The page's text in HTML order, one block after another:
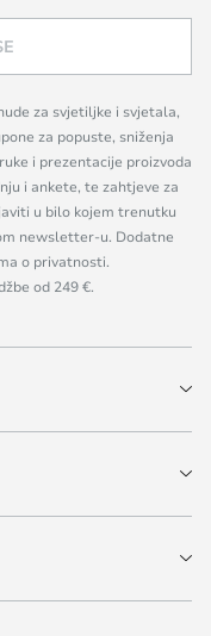
za svjetiljke i svjetala,
za popuste, sniženja
i prezentacije proizvoda
i ankete, te zahtjeve za
u bilo kojem trenutku
newsletter-u. Dodatne
o privatnosti.
od 249 €.